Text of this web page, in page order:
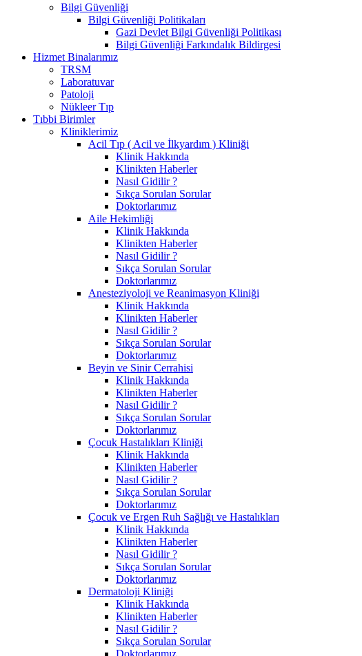
Bilgi Güvenliği
Bilgi Güvenliği Politikaları
Gazi Devlet Bilgi Güvenliği Politikası
Bilgi Güvenliği Farkındalık Bildirgesi
Hizmet Binalarımız
TRSM
Laboratuvar
Patoloji
Nükleer Tıp
Tıbbi Birimler
Kliniklerimiz
Acil Tıp ( Acil ve İlkyardım ) Kliniği
Klinik Hakkında
Klinikten Haberler
Nasıl Gidilir ?
Sıkça Sorulan Sorular
Doktorlarımız
Aile Hekimliği
Klinik Hakkında
Klinikten Haberler
Nasıl Gidilir ?
Sıkça Sorulan Sorular
Doktorlarımız
Anesteziyoloji ve Reanimasyon Kliniği
Klinik Hakkında
Klinikten Haberler
Nasıl Gidilir ?
Sıkça Sorulan Sorular
Doktorlarımız
Beyin ve Sinir Cerrahisi
Klinik Hakkında
Klinikten Haberler
Nasıl Gidilir ?
Sıkça Sorulan Sorular
Doktorlarımız
Çocuk Hastalıkları Kliniği
Klinik Hakkında
Klinikten Haberler
Nasıl Gidilir ?
Sıkça Sorulan Sorular
Doktorlarımız
Çocuk ve Ergen Ruh Sağlığı ve Hastalıkları
Klinik Hakkında
Klinikten Haberler
Nasıl Gidilir ?
Sıkça Sorulan Sorular
Doktorlarımız
Dermatoloji Kliniği
Klinik Hakkında
Klinikten Haberler
Nasıl Gidilir ?
Sıkça Sorulan Sorular
Doktorlarımız